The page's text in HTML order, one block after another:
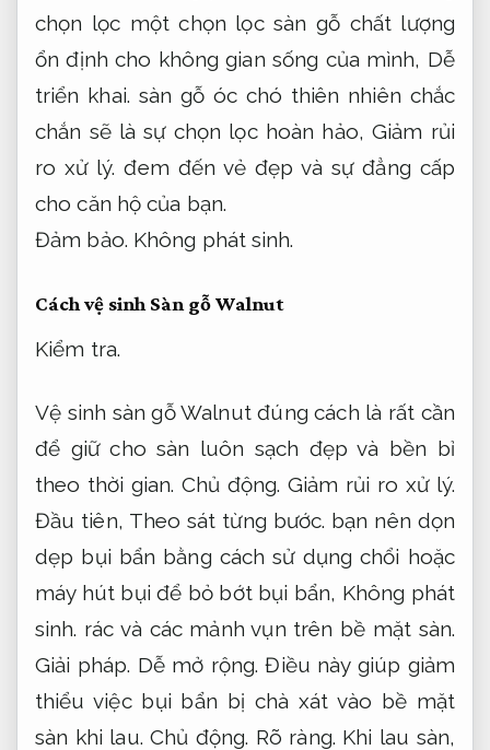
chọn lọc một chọn lọc sàn gỗ chất lượng
ổn định cho không gian sống của mình, Dễ
triển khai. sàn gỗ óc chó thiên nhiên chắc
chắn sẽ là sự chọn lọc hoàn hảo,Giảm rủi
ro xử lý. đem đến vẻ đẹp và sự đẳng cấp
cho căn hộ của bạn.
Đảm bảo. Không phát sinh.
Cách vệ sinh Sàn gỗ Walnut
Kiểm tra.
Vệ sinh sàn gỗ Walnut đúng cách là rất cần
để giữ cho sàn luôn sạch đẹp và bền bỉ
theo thời gian.Chủ động. Giảm rủi ro xử lý.
Đầu tiên, Theo sát từng bước. bạn nên dọn
dẹp bụi bẩn bằng cách sử dụng chổi hoặc
máy hút bụi để bỏ bớt bụi bẩn, Không phát
sinh. rác và các mảnh vụn trên bề mặt sàn.
Giải pháp. Dễ mở rộng. Điều này giúp giảm
thiểu việc bụi bẩn bị chà xát vào bề mặt
sàn khi lau.Chủ động. Rõ ràng. Khi lau sàn,